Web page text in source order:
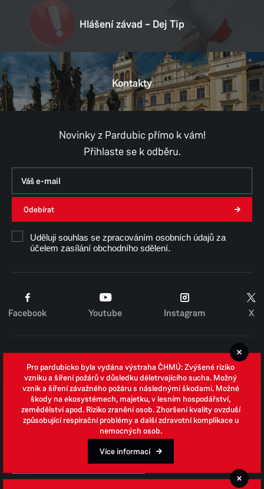
Hlášení závad – Dej Tip
Kontakty
Novinky z Pardubic přímo k vám!
Přihlaste se k odběru.
Odebírat
Uděluji souhlas se zpracováním osobních údajů za
účelem zasílání obchodního sdělení.
Facebook Youtube Instagram X
Zpracování osobních údajů
Whistleblowing
Open data
Povinně zveřejňované informace
Prohlášení o přístupnosti
Odpovědi na žádosti o informace
Pro pardubicko byla vydána výstraha ČHMÚ: Zvýšené riziko
vzniku a šíření požárů v důsledku déletrvajícího sucha. Možný
vznik a šíření závažného požáru s následnými škodami. Možné
škody na ekosystémech, majetku, v lesním hospodářství,
zemědělství apod. Riziko zranění osob. Zhoršení kvality ovzduší
způsobující respirační problémy a další zdravotní komplikace u
nemocných osob.
Více informací